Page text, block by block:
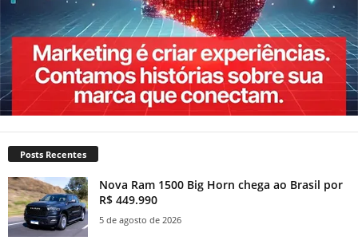
Posts Recentes
Nova Ram 1500 Big Horn chega ao Brasil por
R$ 449.990
5 de agosto de 2026